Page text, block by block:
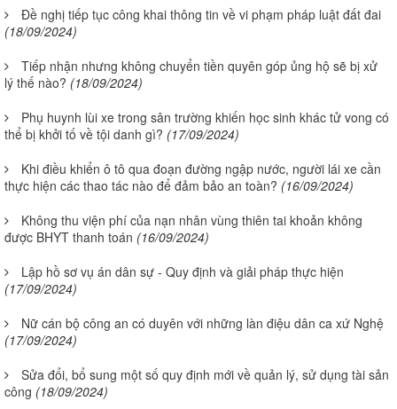
Đề nghị tiếp tục công khai thông tin về vi phạm pháp luật đất đai
(18/09/2024)
Tiếp nhận nhưng không chuyển tiền quyên góp ủng hộ sẽ bị xử
lý thế nào? (18/09/2024)
Phụ huynh lùi xe trong sân trường khiến học sinh khác tử vong có
thể bị khởi tố về tội danh gì? (17/09/2024)
Khi điều khiển ô tô qua đoạn đường ngập nước, người lái xe cần
thực hiện các thao tác nào để đảm bảo an toàn? (16/09/2024)
Không thu viện phí của nạn nhân vùng thiên tai khoản không
được BHYT thanh toán (16/09/2024)
Lập hồ sơ vụ án dân sự - Quy định và giải pháp thực hiện
(17/09/2024)
Nữ cán bộ công an có duyên với những làn điệu dân ca xứ Nghệ
(17/09/2024)
Sửa đổi, bổ sung một số quy định mới về quản lý, sử dụng tài sản
công (18/09/2024)